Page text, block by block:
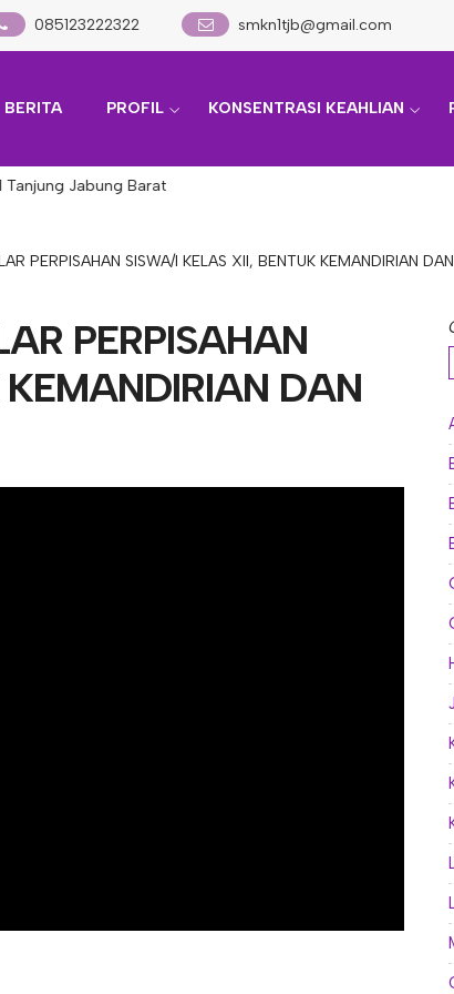
085123222322 smkn1tjb@gmail.com
BERITA PROFIL KONSENTRASI KEAHLIAN
Jabung Barat
PERPISAHAN SISWA/I KELAS XII, BENTUK KEMANDIRIAN
PERPISAHAN
DAN